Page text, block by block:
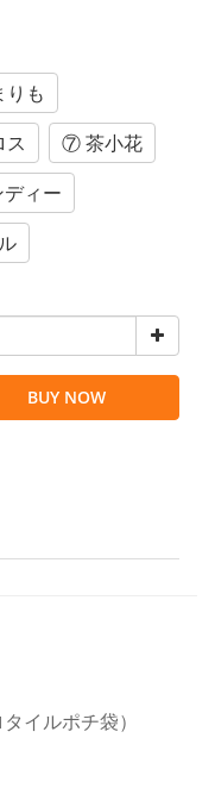
も
⑦ 茶小花
ィー
BUY NOW
イルポチ袋）